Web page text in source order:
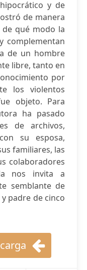
y de
de manera
qué modo la
complementan
de un hombre
libre, tanto en
por
los violentos
objeto. Para
ha pasado
de archivos,
su esposa,
familiares, las
colaboradores
nos invita a
semblante de
padre de cinco